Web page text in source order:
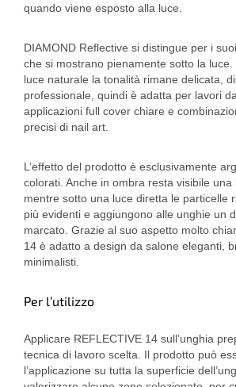
quando viene esposto alla luce.
DIAMOND Reflective si distingue per i
che si mostrano pienamente sotto la
luce naturale la tonalità rimane delicata,
professionale, quindi è adatta per lavori
applicazioni full cover chiare e
precisi di nail art.
L’effetto del prodotto è esclusivamente
colorati. Anche in ombra resta visibile una
mentre sotto una luce diretta le particelle
più evidenti e aggiungono alle unghie un
marcato. Grazie al suo aspetto molto
14 è adatto a design da salone eleganti,
minimalisti.
Per l’utilizzo
Applicare REFLECTIVE 14 sull’unghia
tecnica di lavoro scelta. Il prodotto può
l’applicazione su tutta la superficie